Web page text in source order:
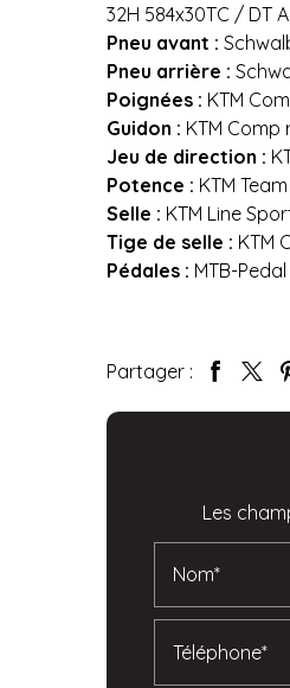
32H 584x30TC / DT
Pneu avant :
Pneu arrière :
Poignées : KTM
Guidon : KTM Comp
Jeu de direction :
Potence : KTM
Selle : KTM Line
Tige de selle : KTM
Pédales : MTB-
Partager :
Les
Nom*
Téléphone*